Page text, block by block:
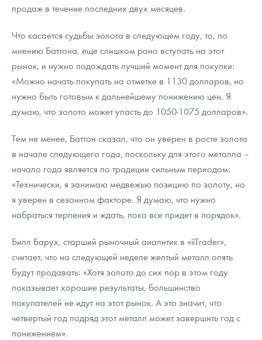
Монеты и жетоны из недрагоценных металлов
Книги по нумизматике
продаж в течение последних двух месяцев.
Что касается судьбы золота в следующем году, то, по
мнению Баттона, еще слишком рано вступать на этот
рынок, и нужно подождать лучший момент для покупки:
«Можно начать покупать на отметке в 1130 долларов, но
нужно быть готовым к дальнейшему понижению цен. Я
думаю, что золото может упасть до 1050-1075 долларов».
Тем не менее, Баттон сказал, что он уверен в росте золота
в начале следующего года, поскольку для этого металла –
начало года является по традиции сильным периодом:
«Технически, я занимаю медвежью позицию по золоту, но
я уверен в сезонном факторе. Я думаю, что нужно
набраться терпения и ждать, пока все придет в порядок».
Билл Барух, старший рыночный аналитик в «iiTrader»,
считает, что на следующей неделе желтый металл опять
будут продавать: «Хотя золото до сих пор в этом году
показывает хорошие результаты, большинство
покупателей не идут на этот рынок. А это значит, что
четвертый год подряд этот металл может завершить год с
понижением».